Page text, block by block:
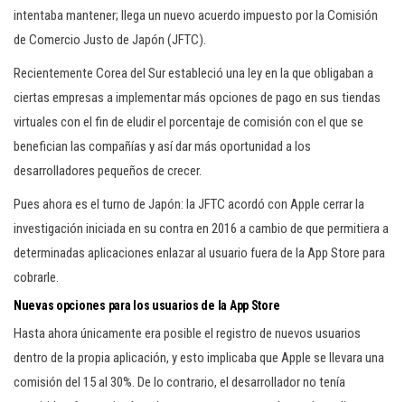
intentaba mantener; llega un nuevo acuerdo impuesto por la Comisión
de Comercio Justo de Japón (JFTC).
Recientemente Corea del Sur estableció una ley en la que obligaban a
ciertas empresas a implementar más opciones de pago en sus tiendas
virtuales con el fin de eludir el porcentaje de comisión con el que se
benefician las compañías y así dar más oportunidad a los
desarrolladores pequeños de crecer.
Pues ahora es el turno de Japón: la JFTC acordó con Apple cerrar la
investigación iniciada en su contra en 2016 a cambio de que permitiera a
determinadas aplicaciones enlazar al usuario fuera de la App Store para
cobrarle.
Nuevas opciones para los usuarios de la App Store
Hasta ahora únicamente era posible el registro de nuevos usuarios
dentro de la propia aplicación, y esto implicaba que Apple se llevara una
comisión del 15 al 30%. De lo contrario, el desarrollador no tenía